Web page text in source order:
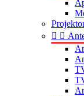
 